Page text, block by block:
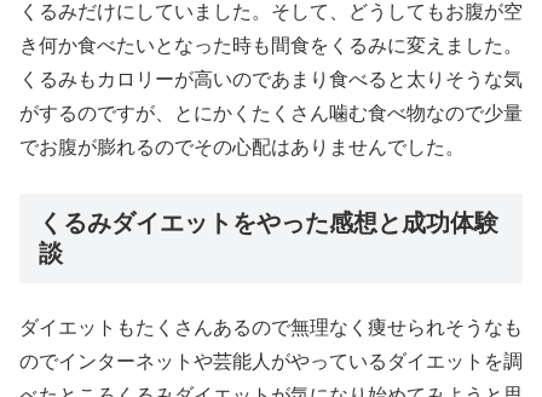
くるみだけにしていました。そして、どうしてもお腹が空
き何か食べたいとなった時も間食をくるみに変えました。
くるみもカロリーが高いのであまり食べると太りそうな気
がするのですが、とにかくたくさん噛む食べ物なので少量
でお腹が膨れるのでその心配はありませんでした。
くるみダイエットをやった感想と成功体験
談
ダイエットもたくさんあるので無理なく痩せられそうなも
のでインターネットや芸能人がやっているダイエットを調